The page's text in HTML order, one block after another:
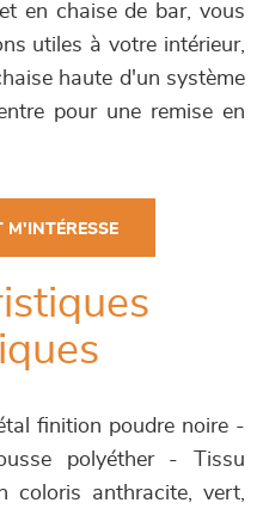
en chaise de bar, vous
utiles à votre intérieur,
haute d'un système
pour une remise en
M'INTÉRESSE
finition poudre noire -
polyéther - Tissu
coloris anthracite, vert,